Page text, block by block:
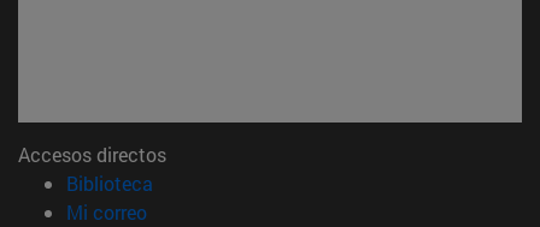
Accesos directos
Biblioteca
Mi correo(abre en nueva ventana)